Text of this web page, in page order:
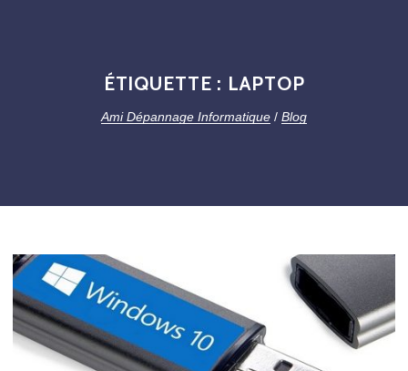
ÉTIQUETTE : LAPTOP
Ami Dépannage Informatique / Blog